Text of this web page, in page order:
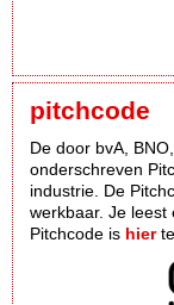
pitchcode
De door bvA,
onderschreven
industrie. De
werkbaar. Je leest
Pitchcode is hierte